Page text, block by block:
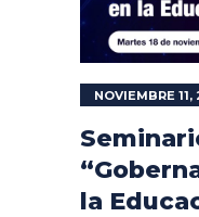
NOVIEMBRE 11,
la